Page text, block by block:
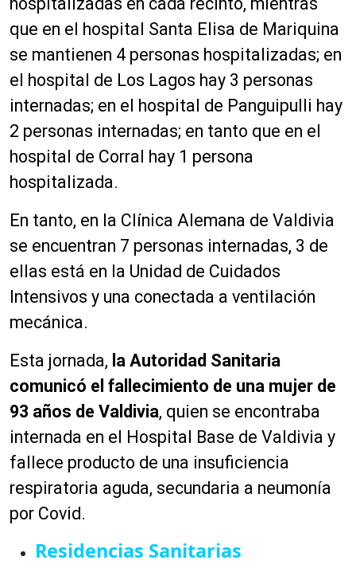
que en el hospital Santa Elisa de Mariquina
se mantienen 4 personas hospitalizadas; en
el hospital de Los Lagos hay 3 personas
internadas; en el hospital de Panguipulli hay
2 personas internadas; en tanto que en el
hospital de Corral hay 1 persona
hospitalizada.
En tanto, en la Clínica Alemana de Valdivia
se encuentran 7 personas internadas, 3 de
ellas está en la Unidad de Cuidados
Intensivos y una conectada a ventilación
mecánica.
Esta jornada, la Autoridad Sanitaria
comunicó el fallecimiento de una mujer de
93 años de Valdivia, quien se encontraba
internada en el Hospital Base de Valdivia y
fallece producto de una insuficiencia
respiratoria aguda, secundaria a neumonía
por Covid.
Residencias Sanitarias